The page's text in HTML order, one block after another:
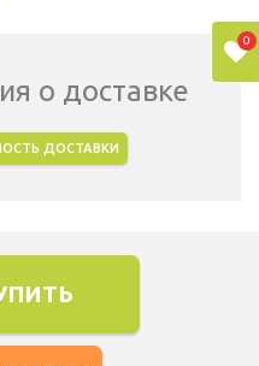
о доставке
ДОСТАВКИ
0